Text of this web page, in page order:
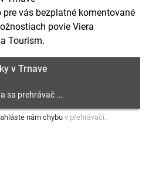
vás bezplatné komentované
povie Viera
Tourism.
v Trnave
nám chybu v prehrávači.